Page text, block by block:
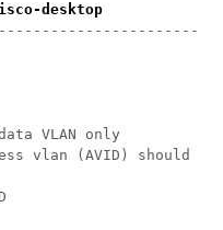
desktop
VLAN only
vlan (AVID) should